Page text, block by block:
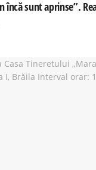
încă sunt aprinse”.